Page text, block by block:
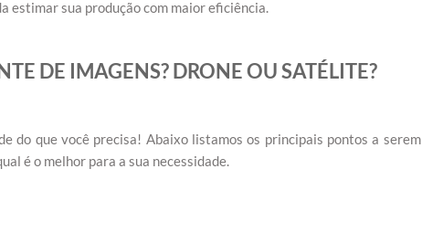
estimar sua produção com maior eficiência.
DE IMAGENS? DRONE OU SATÉLITE?
do que você precisa! Abaixo listamos os principais pontos a serem
é o melhor para a sua necessidade.